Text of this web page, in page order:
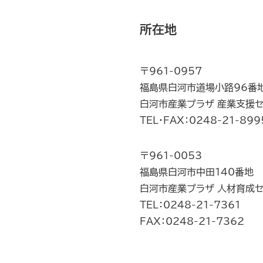
所在地
〒961-0957
福島県白河市道場小路96番
白河市産業プラザ 産業支援
TEL・FAX：0248-21-
〒961-0053
福島県白河市中田140番地
白河市産業プラザ 人材育成
TEL：0248-21-7361
FAX：0248-21-7362